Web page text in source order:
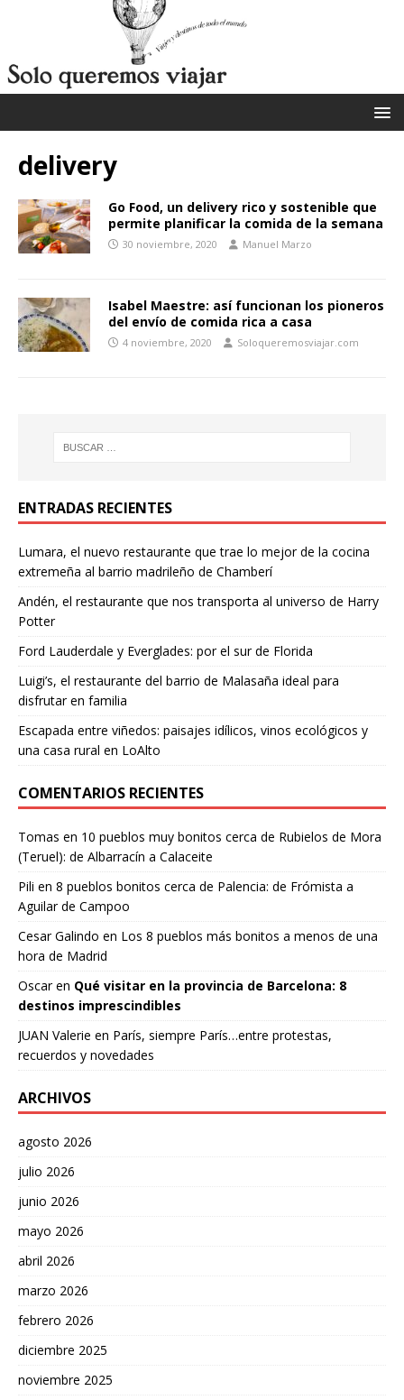
delivery
Go Food, un delivery rico y sostenible que
permite planificar la comida de la semana
30 noviembre, 2020 Manuel Marzo
Isabel Maestre: así funcionan los pioneros
del envío de comida rica a casa
4 noviembre, 2020 Soloqueremosviajar.com
ENTRADAS RECIENTES
Lumara, el nuevo restaurante que trae lo mejor de la cocina
extremeña al barrio madrileño de Chamberí
Andén, el restaurante que nos transporta al universo de Harry
Potter
Ford Lauderdale y Everglades: por el sur de Florida
Luigi’s, el restaurante del barrio de Malasaña ideal para
disfrutar en familia
Escapada entre viñedos: paisajes idílicos, vinos ecológicos y
una casa rural en LoAlto
COMENTARIOS RECIENTES
Tomas en 10 pueblos muy bonitos cerca de Rubielos de Mora
(Teruel): de Albarracín a Calaceite
Pili en 8 pueblos bonitos cerca de Palencia: de Frómista a
Aguilar de Campoo
Cesar Galindo en Los 8 pueblos más bonitos a menos de una
hora de Madrid
Oscaren Qué visitar en la provincia de Barcelona: 8
destinos imprescindibles
JUAN Valerie en París, siempre París…entre protestas,
recuerdos y novedades
ARCHIVOS
agosto 2026
julio 2026
junio 2026
mayo 2026
abril 2026
marzo 2026
febrero 2026
diciembre 2025
noviembre 2025